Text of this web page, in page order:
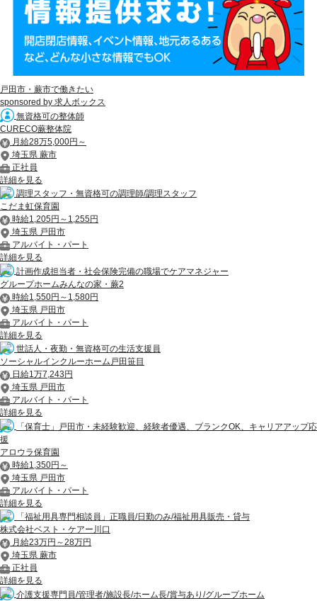
戸田市・蕨市で働きたい
sponsored by 求人ボックス
無資格可の整体師
CURECO蕨整体院
月給28万5,000円～
埼玉県 蕨市
正社員
詳細を見る
調理スタッフ・無資格可の調理師/調理スタッフ
こだま虹保育園
時給1,205円～1,255円
埼玉県 戸田市
アルバイト・パート
詳細を見る
計画作成担当者・社会保険完備の職場でケアマネジャー
グループホームみんなの家・蕨2
時給1,550円～1,580円
埼玉県 戸田市
アルバイト・パート
詳細を見る
世話人・夜勤・無資格可の生活支援員
ソーシャルインクルーホーム戸田笹目
日給1万7,243円
埼玉県 戸田市
アルバイト・パート
詳細を見る
「保育士」戸田市・未経験歓迎、経験者優遇、ブランクOK、キャリアアップ応
援
アロウラ保育園
時給1,350円～
埼玉県 戸田市
アルバイト・パート
詳細を見る
「福祉用具専門相談員」正職員/日勤のみ/福祉用具販売・貸与
株式会社ベスト・ケアー川口
月給23万円～28万円
埼玉県 蕨市
正社員
詳細を見る
介護支援専門員/管理者/施設長/ホーム長/賞与あり/グループホーム